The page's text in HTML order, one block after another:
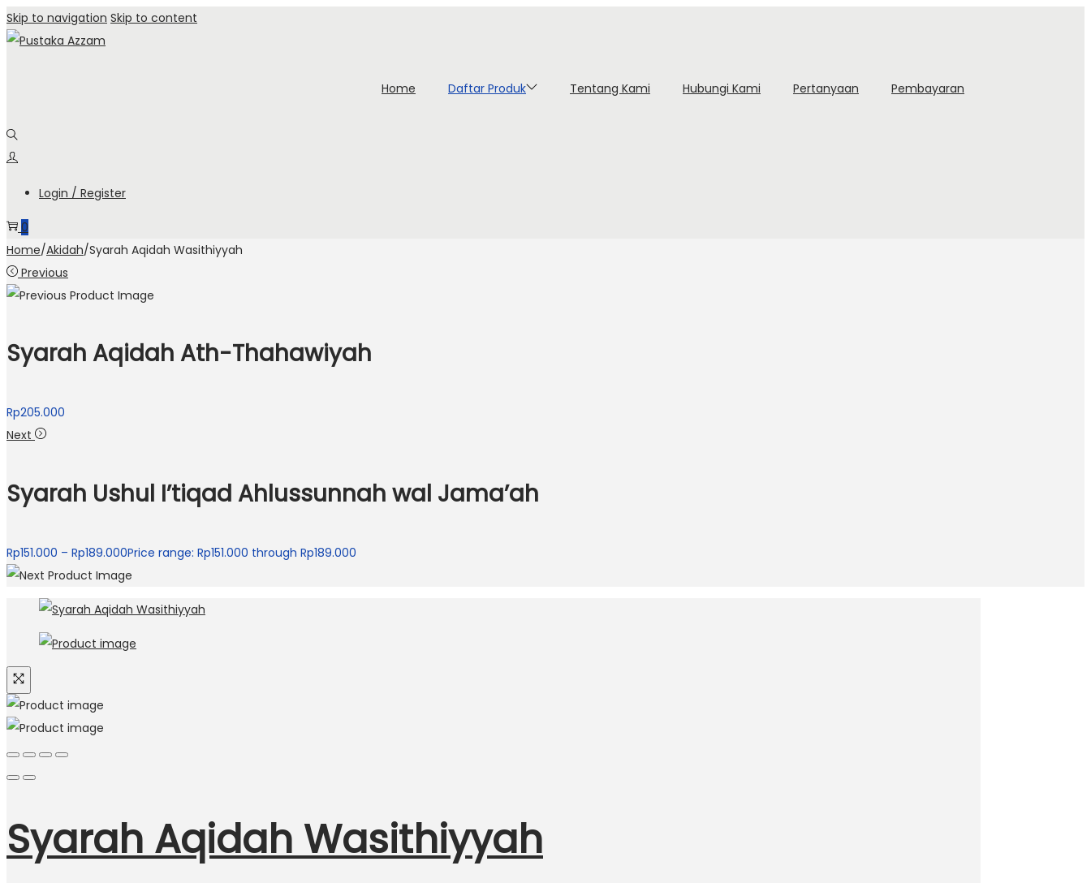
Skip to navigation Skip to content
Home Daftar Produk Tentang Kami Hubungi Kami Pertanyaan Pembayaran
Login / Register
0
Home/Akidah/Syarah Aqidah Wasithiyyah
Previous
Syarah Aqidah Ath-Thahawiyah
Rp205.000
Next
Syarah Ushul I’tiqad Ahlussunnah wal Jama’ah
Rp151.000 – Rp189.000Price range: Rp151.000 through Rp189.000
Syarah Aqidah Wasithiyyah